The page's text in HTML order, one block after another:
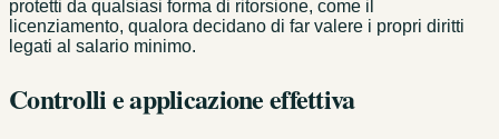
protetti da qualsiasi forma di ritorsione, come il
licenziamento, qualora decidano di far valere i propri diritti
legati al salario minimo.
Controlli e applicazione effettiva